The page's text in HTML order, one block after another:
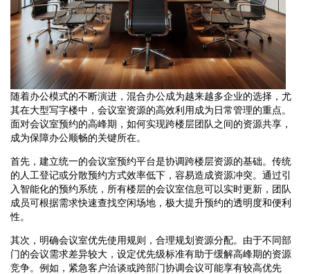
随着办公模式的不断演进，混合办公成为越来越多企业的选择，尤
其在大型写字楼中，会议室资源的高效利用成为日常管理的重点。
面对会议室预约的高峰期，如何实现跨楼层团队之间的资源共享，
成为保障办公顺畅的关键所在。
首先，建立统一的会议室预约平台是协调跨楼层资源的基础。传统
的人工登记或分散预约方式效率低下，容易造成资源冲突。通过引
入智能化的预约系统，所有楼层的会议室信息可以实时更新，团队
成员可根据需求快速查找空闲场地，极大提升预约的透明度和便利
性。
其次，明确会议室优先使用规则，合理规划资源分配。由于不同部
门的会议需求差异较大，设定优先级标准有助于缓解高峰期的资源
竞争。例如，紧急客户洽谈或跨部门协调会议可能享有较高优先